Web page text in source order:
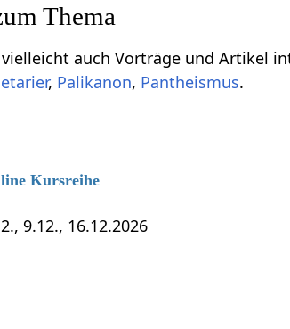
Thema
auch Vorträge und Artikel
, Palikanon, Pantheismus.
Kursreihe
9.12., 16.12.2026